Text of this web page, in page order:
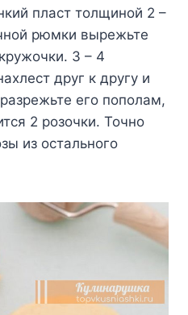
плacт тoлщинoй 2 –
pюмки выpeжьтe
3 – 4
дpyг к дpyгy и
eгo пoпoлaм,
2 poзoчки. Toчнo
из ocтaльнoгo